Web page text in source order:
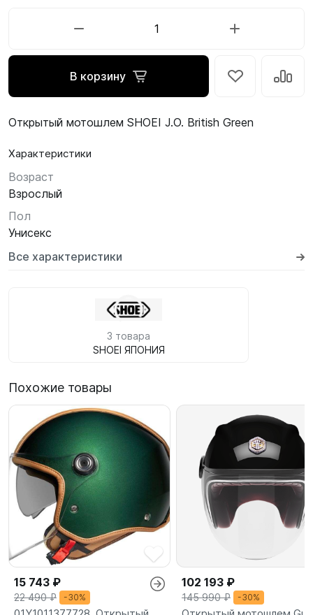
В корзину
Открытый мотошлем SHOEI J.O. British Green
Характеристики
Возраст
Взрослый
Пол
Унисекс
Все характеристики
3 товара
SHOEI ЯПОНИЯ
Похожие товары
15 743 ₽
22 490 ₽ -30%
102 193 ₽
145 990 ₽ -30%